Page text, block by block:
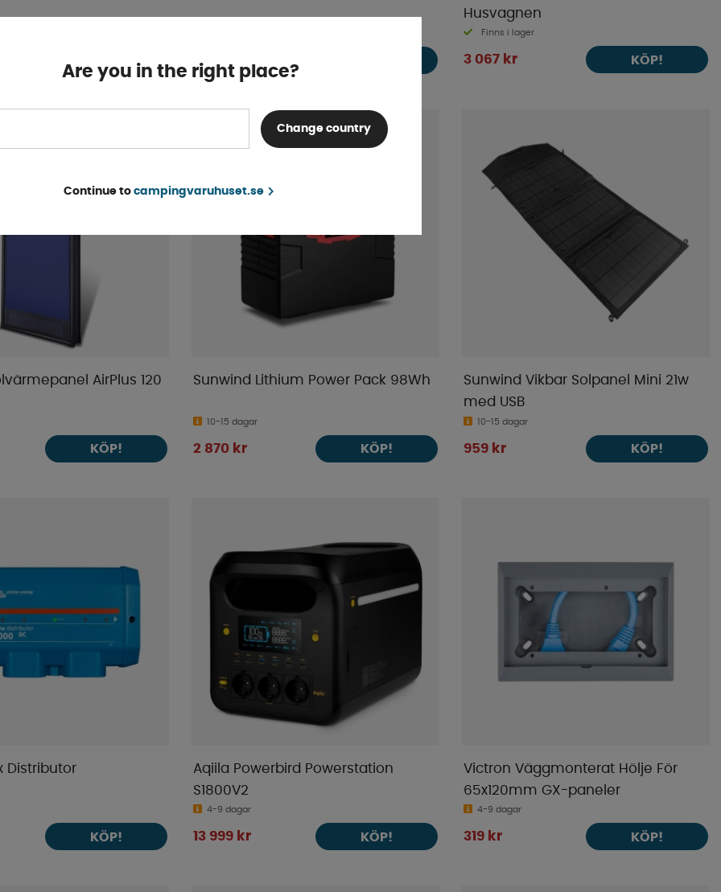
359 kr
Husvagnen
Finns i lager
3 067 kr KÖP!
AirPlus 120
KÖP!
Sunwind Lithium Power Pack 98Wh
10-15 dagar
2 870 kr KÖP!
Sunwind Vikbar Solpanel Mini 21w
med USB
10-15 dagar
959 kr KÖP!
Distributor
KÖP!
Aqiila Powerbird Powerstation
S1800V2
4-9 dagar
13 999 kr KÖP!
Victron Väggmonterat Hölje För
65x120mm GX-paneler
4-9 dagar
319 kr KÖP!
Are you in the right place?
Change country
Continue to campingvaruhuset.se